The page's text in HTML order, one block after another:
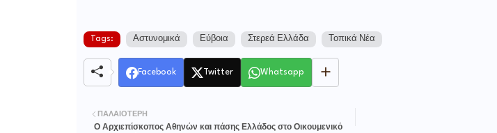
Tags: Αστυνομικά Εύβοια Στερεά Ελλάδα Τοπικά Νέα
Facebook Twitter Whatsapp
ΠΑΛΑΙΌΤΕΡΗ
Ο Αρχιεπίσκοπος Αθηνών και πάσης Ελλάδος στο Οικουμενικό